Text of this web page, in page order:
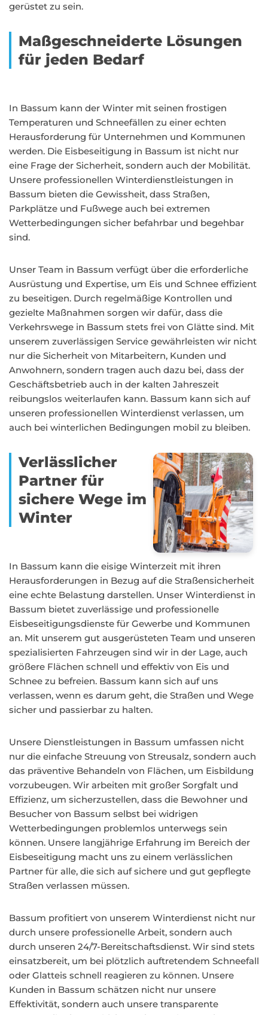
gerüstet zu sein.
Maßgeschneiderte Lösungen
für jeden Bedarf
In Bassum kann der Winter mit seinen frostigen
Temperaturen und Schneefällen zu einer echten
Herausforderung für Unternehmen und Kommunen
werden. Die Eisbeseitigung in Bassum ist nicht nur
eine Frage der Sicherheit, sondern auch der Mobilität.
Unsere professionellen Winterdienstleistungen in
Bassum bieten die Gewissheit, dass Straßen,
Parkplätze und Fußwege auch bei extremen
Wetterbedingungen sicher befahrbar und begehbar
sind.
Unser Team in Bassum verfügt über die erforderliche
Ausrüstung und Expertise, um Eis und Schnee effizient
zu beseitigen. Durch regelmäßige Kontrollen und
gezielte Maßnahmen sorgen wir dafür, dass die
Verkehrswege in Bassum stets frei von Glätte sind. Mit
unserem zuverlässigen Service gewährleisten wir nicht
nur die Sicherheit von Mitarbeitern, Kunden und
Anwohnern, sondern tragen auch dazu bei, dass der
Geschäftsbetrieb auch in der kalten Jahreszeit
reibungslos weiterlaufen kann. Bassum kann sich auf
unseren professionellen Winterdienst verlassen, um
auch bei winterlichen Bedingungen mobil zu bleiben.
Verlässlicher
Partner für
sichere Wege im
Winter
In Bassum kann die eisige Winterzeit mit ihren
Herausforderungen in Bezug auf die Straßensicherheit
eine echte Belastung darstellen. Unser Winterdienst in
Bassum bietet zuverlässige und professionelle
Eisbeseitigungsdienste für Gewerbe und Kommunen
an. Mit unserem gut ausgerüsteten Team und unseren
spezialisierten Fahrzeugen sind wir in der Lage, auch
größere Flächen schnell und effektiv von Eis und
Schnee zu befreien. Bassum kann sich auf uns
verlassen, wenn es darum geht, die Straßen und Wege
sicher und passierbar zu halten.
Unsere Dienstleistungen in Bassum umfassen nicht
nur die einfache Streuung von Streusalz, sondern auch
das präventive Behandeln von Flächen, um Eisbildung
vorzubeugen. Wir arbeiten mit großer Sorgfalt und
Effizienz, um sicherzustellen, dass die Bewohner und
Besucher von Bassum selbst bei widrigen
Wetterbedingungen problemlos unterwegs sein
können. Unsere langjährige Erfahrung im Bereich der
Eisbeseitigung macht uns zu einem verlässlichen
Partner für alle, die sich auf sichere und gut gepflegte
Straßen verlassen müssen.
Bassum profitiert von unserem Winterdienst nicht nur
durch unsere professionelle Arbeit, sondern auch
durch unseren 24/7-Bereitschaftsdienst. Wir sind stets
einsatzbereit, um bei plötzlich auftretendem Schneefall
oder Glatteis schnell reagieren zu können. Unsere
Kunden in Bassum schätzen nicht nur unsere
Effektivität, sondern auch unsere transparente